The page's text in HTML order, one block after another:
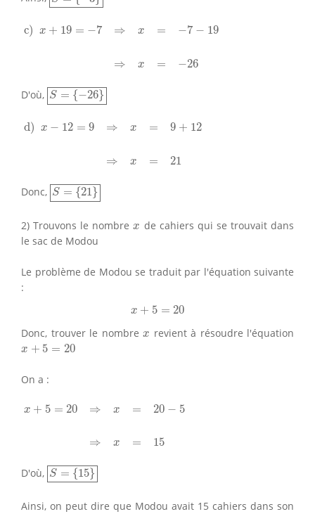
c) x + 19 = −7 ⇒ x = −7 − 19
⇒ x = −26
c) x+ 19=− x= 7− 19⇒
D'où, S = {−26}
S={−26}
d) x − 12 = 9 ⇒ x = 9 + 12
⇒ x = 21
d) x− 12=9 x + ⇒
Donc, S = {21}
S={21}
2) Trouvons le nombrex
x de cahiers qui se trouvait dans
le sac de Modou
Le problème de Modou se traduit par l'équation suivante
:
x + 5 = 20
x + 5 20
Donc, trouver le nombre x
x revient à résoudre l'équation
x + 5 = 20
x 5 =
On a :
x + 5 = 20 ⇒ x = 20 − 5
⇒ x = 15
5 =20 ⇒x 20
D'où, S = {15}
S={15}
Ainsi, on peut dire que Modou avait 15 cahiers dans son